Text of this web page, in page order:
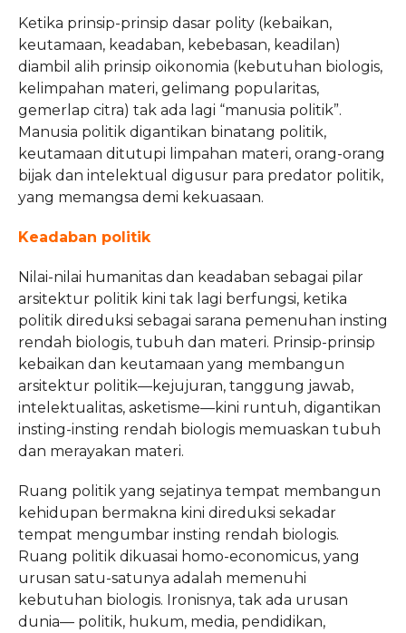
Ketika prinsip-prinsip dasar polity (kebaikan,
keutamaan, keadaban, kebebasan, keadilan)
diambil alih prinsip oikonomia (kebutuhan biologis,
kelimpahan materi, gelimang popularitas,
gemerlap citra) tak ada lagi “manusia politik”.
Manusia politik digantikan binatang politik,
keutamaan ditutupi limpahan materi, orang-orang
bijak dan intelektual digusur para predator politik,
yang memangsa demi kekuasaan.
Keadaban politik
Nilai-nilai humanitas dan keadaban sebagai pilar
arsitektur politik kini tak lagi berfungsi, ketika
politik direduksi sebagai sarana pemenuhan insting
rendah biologis, tubuh dan materi. Prinsip-prinsip
kebaikan dan keutamaan yang membangun
arsitektur politik—kejujuran, tanggung jawab,
intelektualitas, asketisme—kini runtuh, digantikan
insting-insting rendah biologis memuaskan tubuh
dan merayakan materi.
Ruang politik yang sejatinya tempat membangun
kehidupan bermakna kini direduksi sekadar
tempat mengumbar insting rendah biologis.
Ruang politik dikuasai homo-economicus, yang
urusan satu-satunya adalah memenuhi
kebutuhan biologis. Ironisnya, tak ada urusan
dunia— politik, hukum, media, pendidikan,